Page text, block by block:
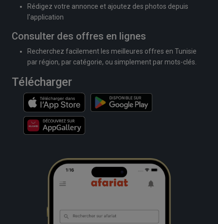
Rédigez votre annonce et ajoutez des photos depuis
l'application
Consulter des offres en lignes
Recherchez facilement les meilleures offres en Tunisie
par région, par catégorie, ou simplement par mots-clés.
Télécharger